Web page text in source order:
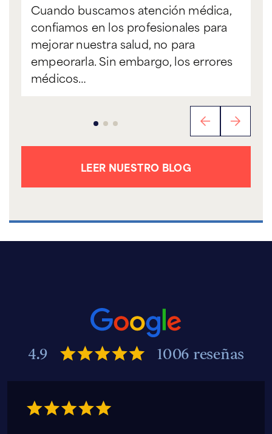
Cuando buscamos atención médica,
confiamos en los profesionales para
mejorar nuestra salud, no para
empeorarla. Sin embargo, los errores
médicos…
LEER NUESTRO BLOG
4.9 1006 reseñas